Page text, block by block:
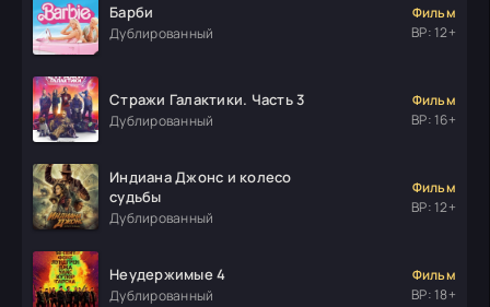
Барби
Дублированный
Фильм
ВР: 12+
Стражи Галактики. Часть 3
Дублированный
Фильм
ВР: 16+
Индиана Джонс и колесо
судьбы
Дублированный
Фильм
ВР: 12+
Неудержимые 4
Дублированный
Фильм
ВР: 18+